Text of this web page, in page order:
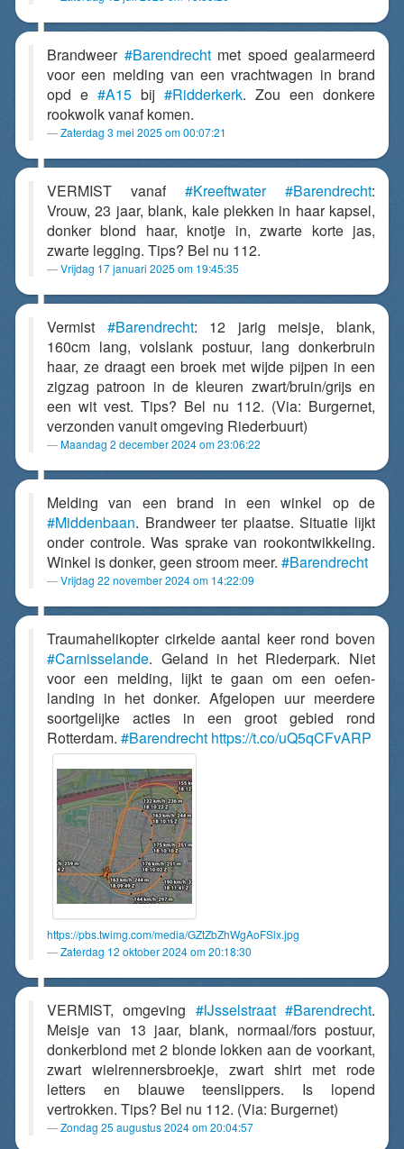
Brandweer #Barendrechtmet spoed gealarmeerd
voor een melding van een vrachtwagen in brand
opd e #A15 bij #Ridderkerk. Zou een donkere
rookwolk vanaf komen.
Zaterdag 3 mei 2025 om 00:07:21
VERMIST vanaf #Kreeftwater #Barendrecht:
Vrouw, 23 jaar, blank, kale plekken in haar kapsel,
donker blond haar, knotje in, zwarte korte jas,
zwarte legging. Tips? Bel nu 112.
Vrijdag 17 januari 2025 om 19:45:35
Vermist #Barendrecht: 12 jarig meisje, blank,
160cm lang, volslank postuur, lang donkerbruin
haar, ze draagt een broek met wijde pijpen in een
zigzag patroon in de kleuren zwart/bruin/grijs en
een wit vest. Tips? Bel nu 112. (Via: Burgernet,
verzonden vanuit omgeving Riederbuurt)
Maandag 2 december 2024 om 23:06:22
Melding van een brand in een winkel op de
#Middenbaan. Brandweer ter plaatse. Situatie lijkt
onder controle. Was sprake van rookontwikkeling.
Winkel is donker, geen stroom meer. #Barendrecht
Vrijdag 22 november 2024 om 14:22:09
Traumahelikopter cirkelde aantal keer rond boven
#Carnisselande. Geland in het Riederpark. Niet
voor een melding, lijkt te gaan om een oefen-
landing in het donker. Afgelopen uur meerdere
soortgelijke acties in een groot gebied rond
Rotterdam. #Barendrecht https://t.co/uQ5qCFvARP
https://pbs.twimg.com/media/GZtZbZhWgAoFSlx.jpg
Zaterdag 12 oktober 2024 om 20:18:30
VERMIST, omgeving #IJsselstraat #Barendrecht.
Meisje van 13 jaar, blank, normaal/fors postuur,
donkerblond met 2 blonde lokken aan de voorkant,
zwart wielrennersbroekje, zwart shirt met rode
letters en blauwe teenslippers. Is lopend
vertrokken. Tips? Bel nu 112. (Via: Burgernet)
Zondag 25 augustus 2024 om 20:04:57